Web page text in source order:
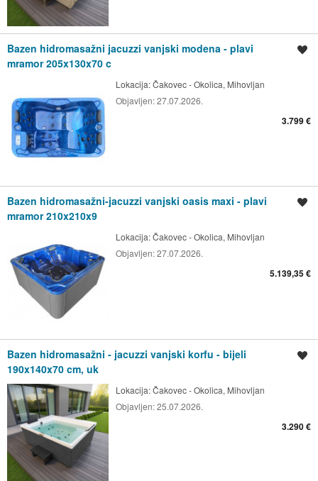
Bazen hidromasažni jacuzzi vanjski modena - plavi
mramor 205x130x70 c
Lokacija:Čakovec - Okolica, Mihovljan
Objavljen:27.07.2026.
3.799 €
Bazen hidromasažni-jacuzzi vanjski oasis maxi - plavi
mramor 210x210x9
Lokacija:Čakovec - Okolica, Mihovljan
Objavljen:27.07.2026.
5.139,35 €
Bazen hidromasažni - jacuzzi vanjski korfu - bijeli
190x140x70 cm, uk
Lokacija:Čakovec - Okolica, Mihovljan
Objavljen:25.07.2026.
3.290 €